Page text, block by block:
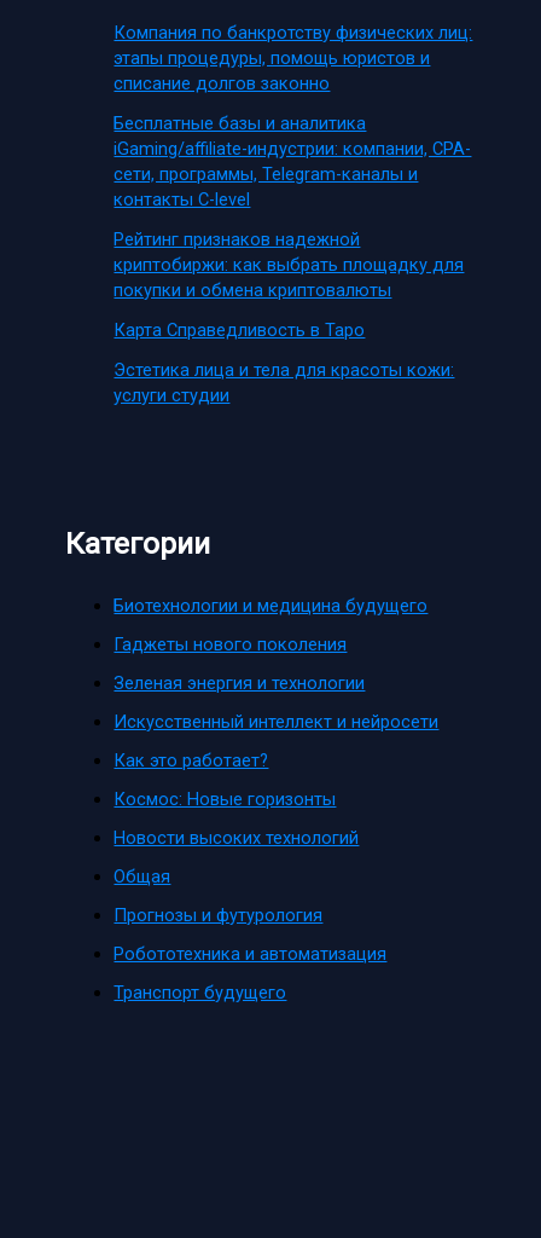
Компания по банкротству физических лиц:
этапы процедуры, помощь юристов и
списание долгов законно
Бесплатные базы и аналитика
iGaming/affiliate-индустрии: компании, CPA-
сети, программы, Telegram-каналы и
контакты C-level
Рейтинг признаков надежной
криптобиржи: как выбрать площадку для
покупки и обмена криптовалюты
Карта Справедливость в Таро
Эстетика лица и тела для красоты кожи:
услуги студии
Категории
Биотехнологии и медицина будущего
Гаджеты нового поколения
Зеленая энергия и технологии
Искусственный интеллект и нейросети
Как это работает?
Космос: Новые горизонты
Новости высоких технологий
Общая
Прогнозы и футурология
Робототехника и автоматизация
Транспорт будущего